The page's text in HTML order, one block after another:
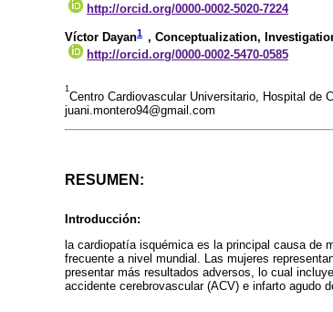
http://orcid.org/0000-0002-5020-7224
Víctor Dayan1 , Conceptualization,
http://orcid.org/0000-0002-5470-0585
1
Centro Cardiovascular Universitario, Hospital de
juani.montero94@gmail.com
RESUMEN:
Introducción:
la cardiopatía isquémica es la principal causa de
frecuente a nivel mundial. Las mujeres
presentar más resultados adversos, lo cual
accidente cerebrovascular (ACV) e infarto agudo